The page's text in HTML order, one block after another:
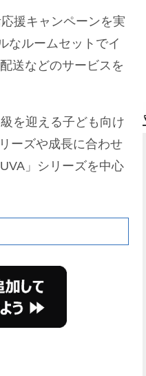
援キャンペーンを実
なルームセットでイ
送などのサービスを
を迎える子ども向け
ーズや成長に合わせ
」シリーズを中心